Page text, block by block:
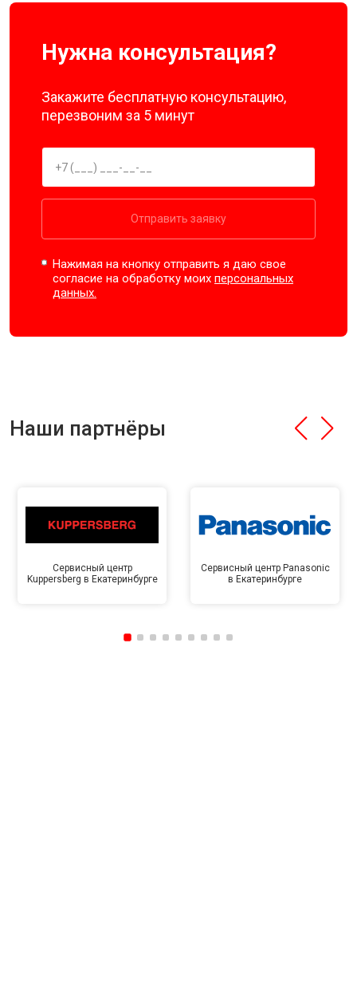
Нужна консультация?
Закажите бесплатную консультацию,
перезвоним за 5 минут
Отправить заявку
Нажимая на кнопку отправить я даю свое
согласие на обработку моихперсональных
данных.
Наши партнёры
Сервисный центр
Kuppersberg в Екатеринбурге
Сервисный центр Panasonic
в Екатеринбурге